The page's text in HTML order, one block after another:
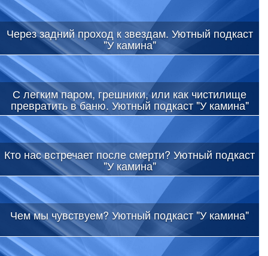
Через задний проход к звездам. Уютный подкаст
"У камина"
С легким паром, грешники, или как чистилище
превратить в баню. Уютный подкаст "У камина"
Кто нас встречает после смерти? Уютный подкаст
"У камина"
Чем мы чувствуем? Уютный подкаст "У камина"